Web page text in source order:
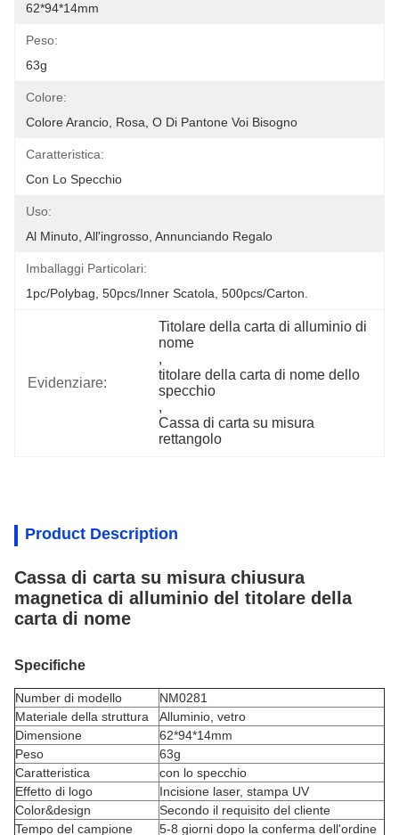
62*94*14mm
Peso:
63g
Colore:
Colore Arancio, Rosa, O Di Pantone Voi Bisogno
Caratteristica:
Con Lo Specchio
Uso:
Al Minuto, All'ingrosso, Annunciando Regalo
Imballaggi Particolari:
1pc/polybag, 50pcs/inner Scatola, 500pcs/carton.
Evidenziare:
Titolare della carta di alluminio di
nome
,
titolare della carta di nome dello
specchio
,
Cassa di carta su misura
rettangolo
Product Description
Cassa di carta su misura chiusura
magnetica di alluminio del titolare della
carta di nome
Specifiche
Number di modello
NM0281
Materiale della struttura
Alluminio, vetro
Dimensione
62*94*14mm
Peso
63g
Caratteristica
con lo specchio
Effetto di logo
Incisione laser, stampa UV
Color&design
Secondo il requisito del cliente
Tempo del campione
5-8 giorni dopo la conferma dell'ordine